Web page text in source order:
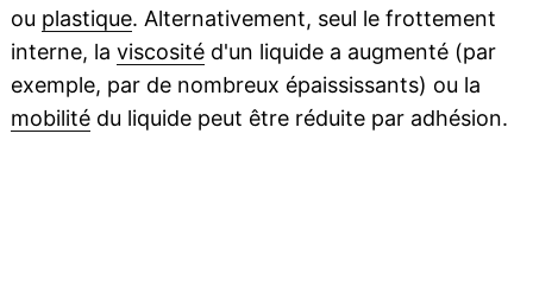
ou plastique. Alternativement, seul le frottement
interne, la viscositéd'un liquide a augmenté (par
exemple, par de nombreux épaississants) ou la
mobilitédu liquide peut être réduite par adhésion.